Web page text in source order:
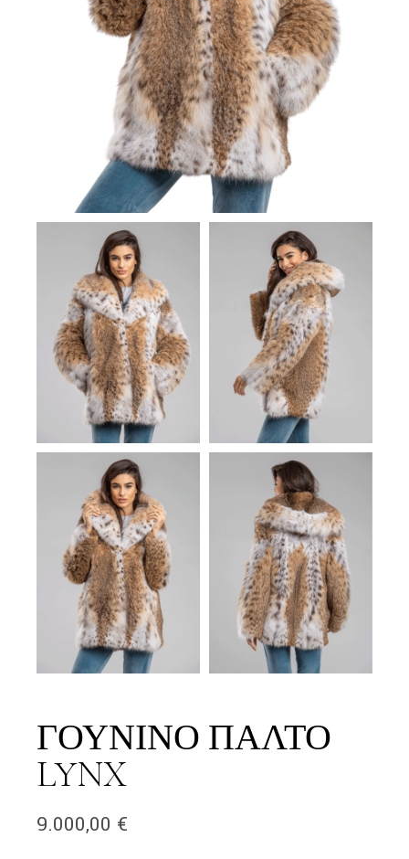
ΓΟΎΝΙΝΟ ΠΑΛΤΌ
LYNX
9.000,00 €